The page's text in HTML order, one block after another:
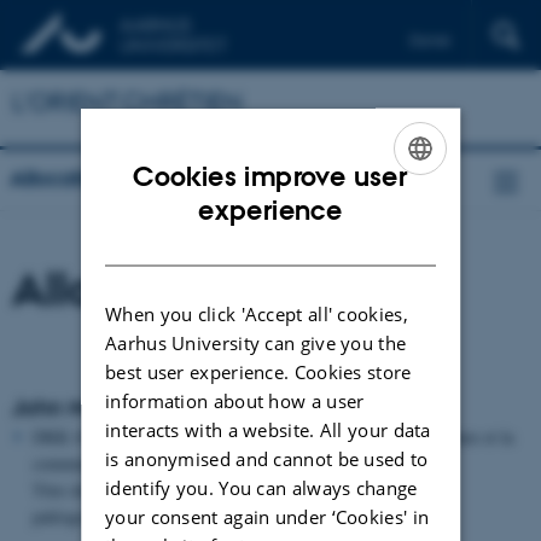
English
L'ORIENT CHRÉTIEN
Allocations externes
Allocations externes
John Møller Larsen
DKK 676.800,00 du Conseil danois de recherche pour la culture et la
communication – novembre 2010
Titre du projet: Les textes syro-manichéens – une analyse
paléographique
Cookies improve user
experience
When you click 'Accept all' cookies,
Aarhus University can give you the
best user experience. Cookies store
information about how a user
interacts with a website. All your data
is anonymised and cannot be used to
identify you. You can always change
your consent again under ‘Cookies' in